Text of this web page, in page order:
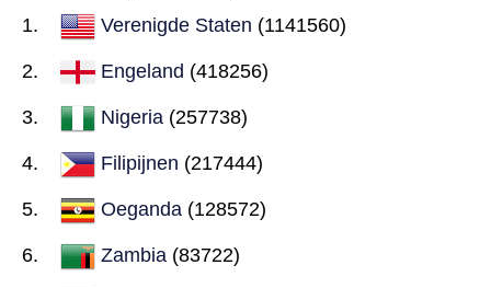
Verenigde Staten (1141560)
Engeland (418256)
Nigeria (257738)
Filipijnen (217444)
Oeganda (128572)
Zambia (83722)